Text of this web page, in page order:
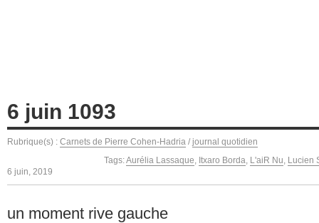
6 juin 1093
Rubrique(s) : Carnets de Pierre Cohen-Hadria / journal quotidien
Tags:Aurélia Lassaque, Itxaro Borda, L'aiR Nu, Lucien
6 juin, 2019
un moment rive gauche